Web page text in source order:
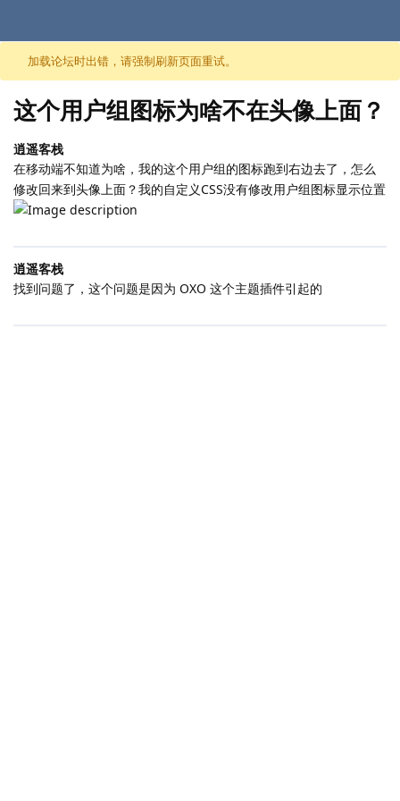
跳至内容
加载论坛时出错，请强制刷新页面重试。
这个用户组图标为啥不在头像上面？
逍遥客栈
在移动端不知道为啥，我的这个用户组的图标跑到右边去了，怎么
修改回来到头像上面？我的自定义CSS没有修改用户组图标显示位置
逍遥客栈
找到问题了，这个问题是因为 OXO 这个主题插件引起的